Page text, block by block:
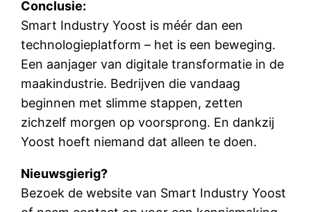
Conclusie:
Smart Industry Yoost is méér dan een
technologieplatform – het is een beweging.
Een aanjager van digitale transformatie in de
maakindustrie. Bedrijven die vandaag
beginnen met slimme stappen, zetten
zichzelf morgen op voorsprong. En dankzij
Yoost hoeft niemand dat alleen te doen.
Nieuwsgierig?
Bezoek de website van Smart Industry Yoost